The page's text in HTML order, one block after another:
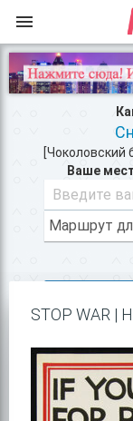
[Чоколовский
Ваше
STOP WAR